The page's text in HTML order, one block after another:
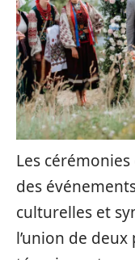
Les
des
culturelles et
l’union de